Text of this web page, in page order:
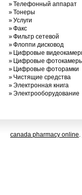
»Телефонный аппарат
»Тонеры
»Услуги
»Факс
»Фильтр сетевой
»Флоппи дисковод
» Цифровые
» Цифровые
» Цифровые фоторамки
» Чистящие средства
»Электронная книга
»Электрооборудование
canada pharmacy online.